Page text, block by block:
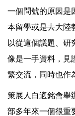
一個問號的原因是
本留學或是去大陸
以從這個議題、研
像是一手資料，見
繁交流，同時也作
策展人白適銘會舉
部多年來一個很重